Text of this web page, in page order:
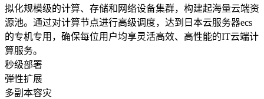
拟化规模级的计算、存储和网络设备集群，构建起海量云端资
源池。通过对计算节点进行高级调度，达到日本云服务器ecs
的专机专用，确保每位用户均享灵活高效、高性能的IT云端计
算服务。
秒级部署
弾性扩展
多副本容灾